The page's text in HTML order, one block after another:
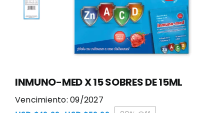
INMUNO-MED X 15 SOBRES DE 15ML
Vencimiento: 09/2027